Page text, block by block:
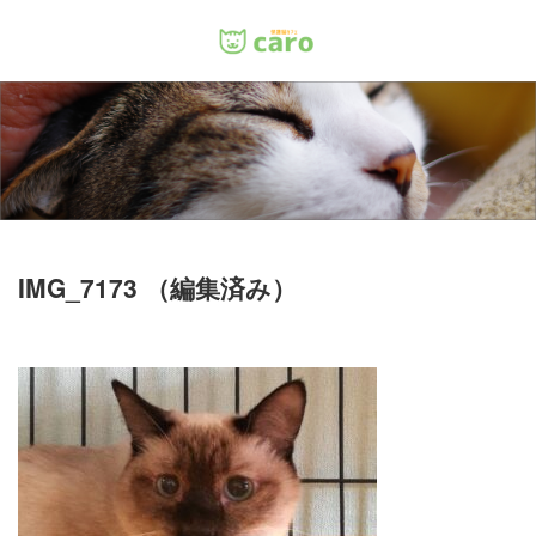
IMG_7173 （編集済み）
Menu
ホーム
料金
里親について
お問い合わせ